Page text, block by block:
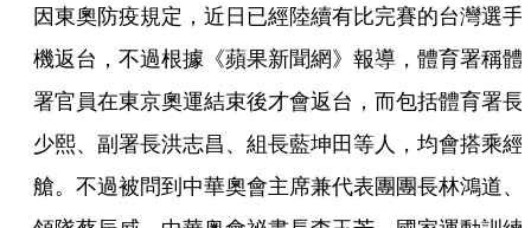
因東奧防疫規定，近日已經陸續有比完賽的台灣選手
機返台，不過根據《蘋果新聞網》報導，體育署稱體
署官員在東京奧運結束後才會返台，而包括體育署長
少熙、副署長洪志昌、組長藍坤田等人，均會搭乘經
艙。不過被問到中華奧會主席兼代表團團長林鴻道、